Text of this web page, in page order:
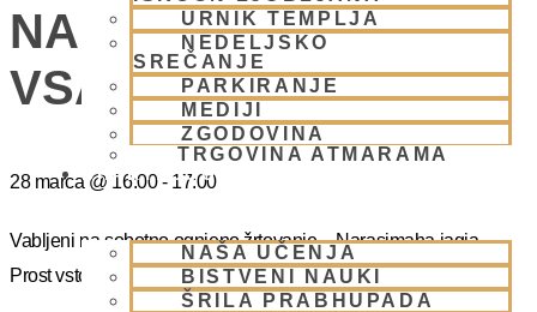
URNIK TEMPLJA
NEDELJSKO
SREČANJE
PARKIRANJE
MEDIJI
ZGODOVINA
TRGOVINA ATMARAMA
BHAKTI JOGA
NAŠA UČENJA
BISTVENI NAUKI
ŠRILA PRABHUPADA
NARASIMHA JAGJA –
VSAKO SOBOTO
28 marca @ 16:00 - 17:00
Vabljeni na sobotno ognjeno žrtovanje – Narasimaha jagja.
Prost vstop.